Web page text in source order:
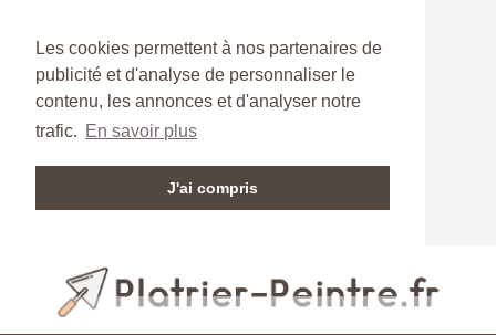
Les cookies permettent à nos partenaires de
publicité et d'analyse de personnaliser le
contenu, les annonces et d'analyser notre
trafic. En savoir plus
J'ai compris